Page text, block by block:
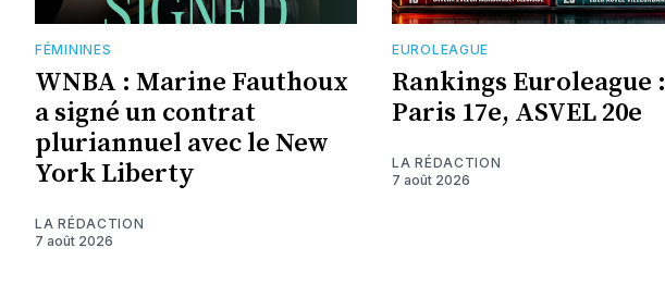
FÉMININES
WNBA : Marine Fauthoux
a signé un contrat
pluriannuel avec le New
York Liberty
LA RÉDACTION
7 août 2026
EUROLEAGUE
Rankings Euroleague :
Paris 17e, ASVEL 20e
LA RÉDACTION
7 août 2026